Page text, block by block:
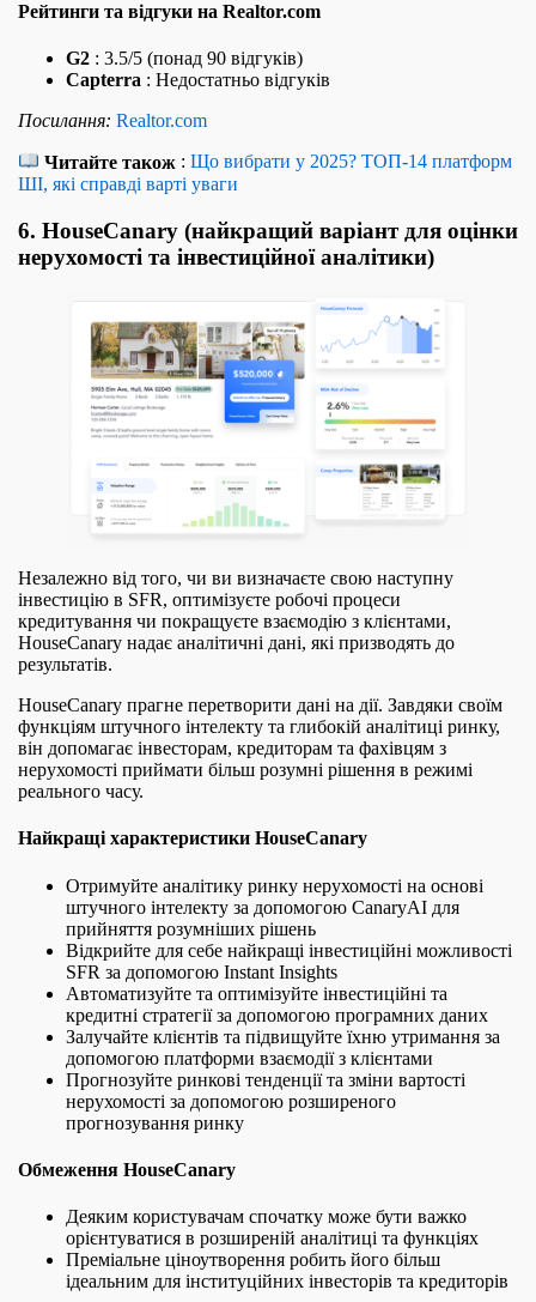
Рейтинги та відгуки на Realtor.com
G2 : 3.5/5 (понад 90 відгуків)
Capterra : Недостатньо відгуків
Посилання: Realtor.com
Читайте також :Що вибрати у 2025? ТОП‑14 платформ
ШІ, які справді варті уваги
6. HouseCanary (найкращий варіант для оцінки
нерухомості та інвестиційної аналітики)
Незалежно від того, чи ви визначаєте свою наступну
інвестицію в SFR, оптимізуєте робочі процеси
кредитування чи покращуєте взаємодію з клієнтами,
HouseCanary надає аналітичні дані, які призводять до
результатів.
HouseCanary прагне перетворити дані на дії. Завдяки своїм
функціям штучного інтелекту та глибокій аналітиці ринку,
він допомагає інвесторам, кредиторам та фахівцям з
нерухомості приймати більш розумні рішення в режимі
реального часу.
Найкращі характеристики HouseCanary
Отримуйте аналітику ринку нерухомості на основі
штучного інтелекту за допомогою CanaryAI для
прийняття розумніших рішень
Відкрийте для себе найкращі інвестиційні можливості
SFR за допомогою Instant Insights
Автоматизуйте та оптимізуйте інвестиційні та
кредитні стратегії за допомогою програмних даних
Залучайте клієнтів та підвищуйте їхню утримання за
допомогою платформи взаємодії з клієнтами
Прогнозуйте ринкові тенденції та зміни вартості
нерухомості за допомогою розширеного
прогнозування ринку
Обмеження HouseCanary
Деяким користувачам спочатку може бути важко
орієнтуватися в розширеній аналітиці та функціях
Преміальне ціноутворення робить його більш
ідеальним для інституційних інвесторів та кредиторів